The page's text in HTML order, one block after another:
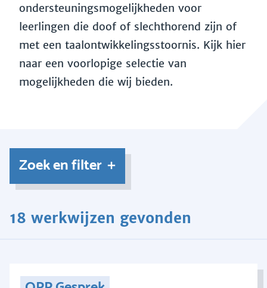
ondersteuningsmogelijkheden voor
leerlingen die doof of slechthorend zijn of
met een taalontwikkelingsstoornis. Kijk hier
naar een voorlopige selectie van
mogelijkheden die wij bieden.
Zoek en filter
18 werkwijzen gevonden